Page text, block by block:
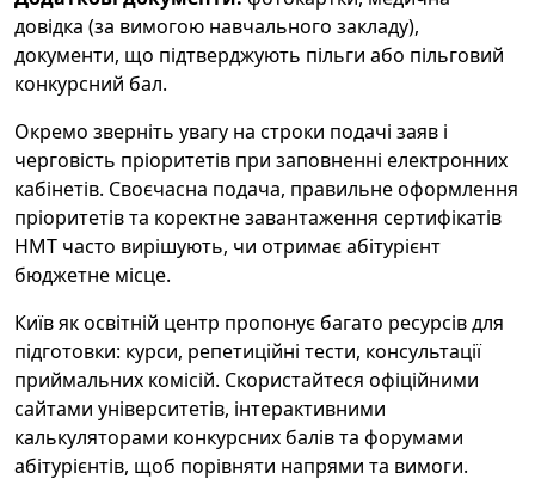
довідка (за вимогою навчального закладу),
документи, що підтверджують пільги або пільговий
конкурсний бал.
Окремо зверніть увагу на строки подачі заяв і
черговість пріоритетів при заповненні електронних
кабінетів. Своєчасна подача, правильне оформлення
пріоритетів та коректне завантаження сертифікатів
НМТ часто вирішують, чи отримає абітурієнт
бюджетне місце.
Київ як освітній центр пропонує багато ресурсів для
підготовки: курси, репетиційні тести, консультації
приймальних комісій. Скористайтеся офіційними
сайтами університетів, інтерактивними
калькуляторами конкурсних балів та форумами
абітурієнтів, щоб порівняти напрями та вимоги.